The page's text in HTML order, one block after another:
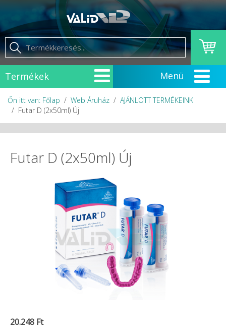
Termékek
Őn itt van: Főlap Web Áruház
AJÁNLOTT TERMÉKEINK
Futar D (2x50ml) Új
Futar D (2x50ml) Új
20.248 Ft